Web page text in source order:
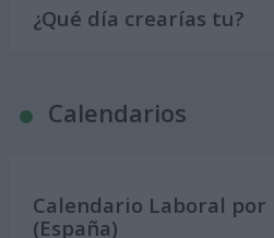
¿Qué día crearías tu?
Calendarios
Calendario Laboral por
(España)